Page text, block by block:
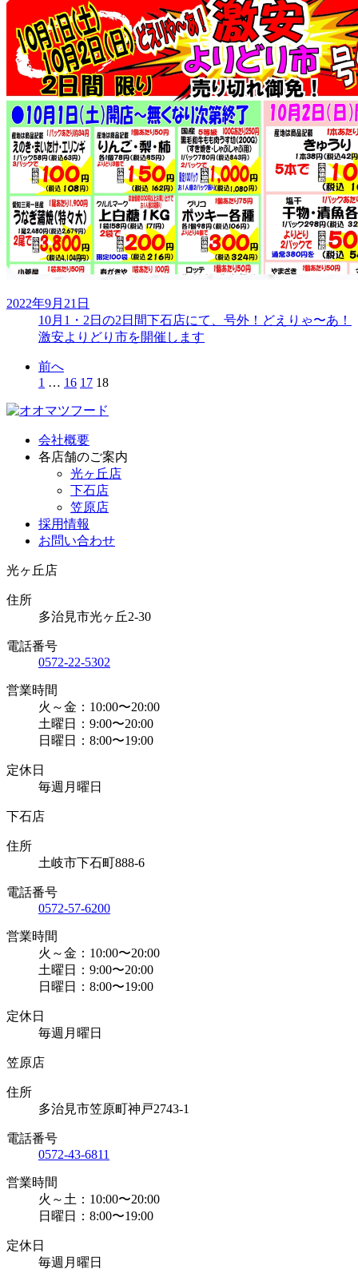
2022年9月21日
10月1・2日の2日間下石店にて、号外！どえりゃ〜あ！
激安よりどり市を開催します
前へ
1 … 16 17 18
会社概要
各店舗のご案内
光ヶ丘店
下石店
笠原店
採用情報
お問い合わせ
光ヶ丘店
住所
多治見市光ヶ丘2-30
電話番号
0572-22-5302
営業時間
火～金：10:00〜20:00
土曜日：9:00〜20:00
日曜日：8:00〜19:00
定休日
毎週月曜日
下石店
住所
土岐市下石町888-6
電話番号
0572-57-6200
営業時間
火～金：10:00〜20:00
土曜日：9:00〜20:00
日曜日：8:00〜19:00
定休日
毎週月曜日
笠原店
住所
多治見市笠原町神戸2743-1
電話番号
0572-43-6811
営業時間
火～土：10:00〜20:00
日曜日：8:00〜19:00
定休日
毎週月曜日